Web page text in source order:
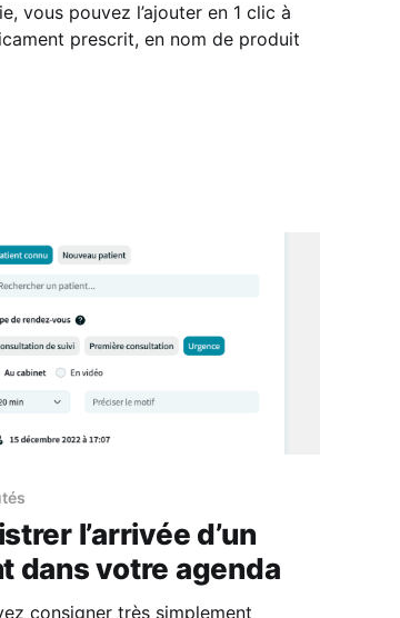
vous pouvez l’ajouter en 1 clic à
prescrit, en nom de produit
l’arrivée d’un
dans votre agenda
consigner très simplement